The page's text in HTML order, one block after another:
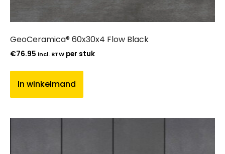
GeoCeramica® 60x30x4 Flow Black
€76.95 incl. BTW per stuk
In winkelmand